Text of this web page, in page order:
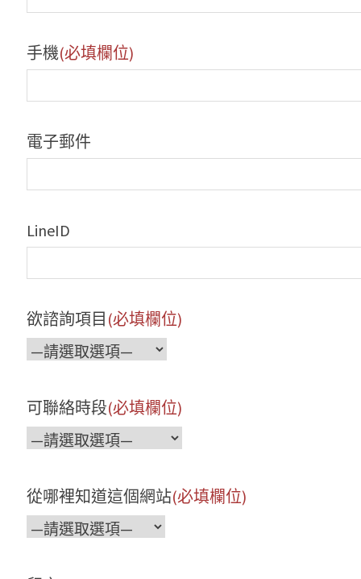
手機(必填欄位)
電子郵件
LineID
欲諮詢項目 (必填欄位)
可聯絡時段(必填欄位)
從哪裡知道這個網站(必填欄位)